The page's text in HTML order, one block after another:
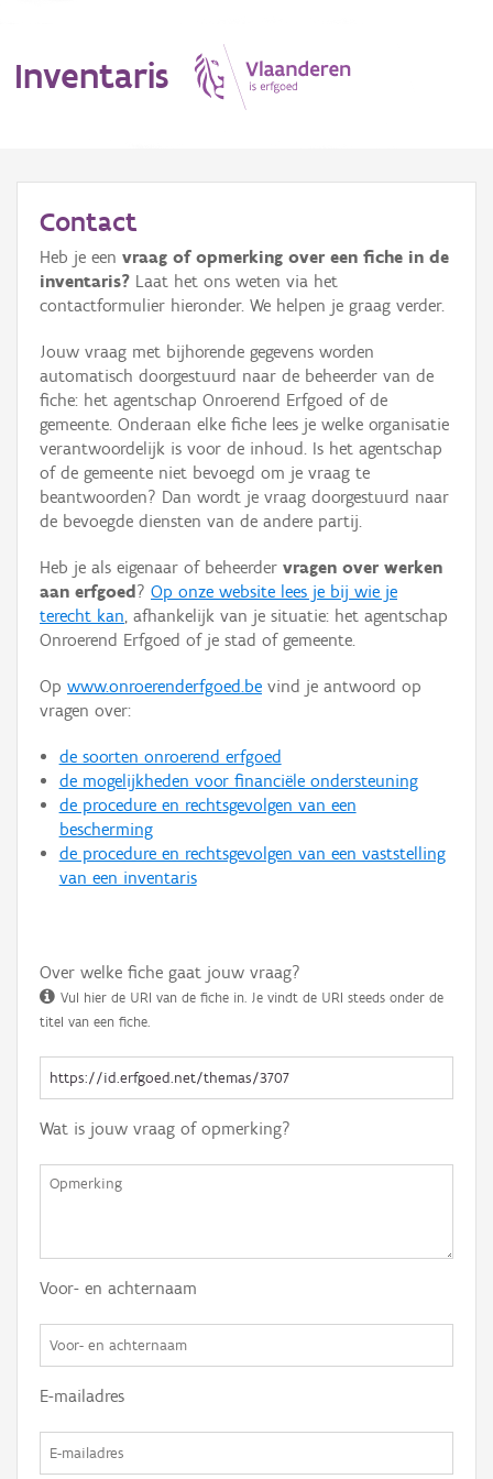
Inventaris
Erfgoedobject
Aanduidingsobject
Waarneming
Thema
Gebeurtenis
Persoon of collectief
Hergebruik
Aanmelden
Contact
Heb je een vraag of opmerking over een fiche in de
inventaris? Laat het ons weten via het
contactformulier hieronder. We helpen je graag verder.
Jouw vraag met bijhorende gegevens worden
automatisch doorgestuurd naar de beheerder van de
fiche: het agentschap Onroerend Erfgoed of de
gemeente. Onderaan elke fiche lees je welke organisatie
verantwoordelijk is voor de inhoud. Is het agentschap
of de gemeente niet bevoegd om je vraag te
beantwoorden? Dan wordt je vraag doorgestuurd naar
de bevoegde diensten van de andere partij.
Heb je als eigenaar of beheerder vragen over werken
aan erfgoed ? Op onze website lees je bij wie je
terecht kan, afhankelijk van je situatie: het agentschap
Onroerend Erfgoed of je stad of gemeente.
Op www.onroerenderfgoed.be vind je antwoord op
vragen over:
de soorten onroerend erfgoed
de mogelijkheden voor financiële ondersteuning
de procedure en rechtsgevolgen van een
bescherming
de procedure en rechtsgevolgen van een vaststelling
van een inventaris
Over welke fiche gaat jouw vraag?
Vul hier de URI van de fiche in. Je vindt de URI steeds onder de
titel van een fiche.
Wat is jouw vraag of opmerking?
Voor- en achternaam
E-mailadres